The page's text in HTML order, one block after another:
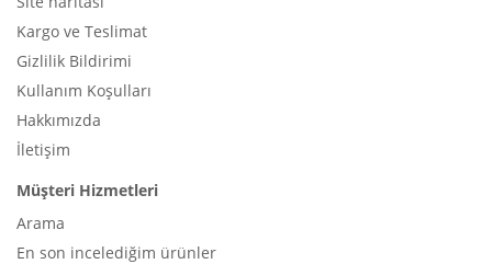
Kargo ve Teslimat
Gizlilik Bildirimi
Kullanım Koşulları
Hakkımızda
İletişim
Müşteri Hizmetleri
Arama
En son incelediğim ürünler